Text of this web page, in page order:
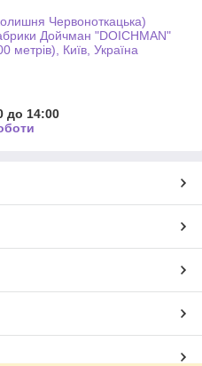
Червоноткацька)
Дойчман "DOICHMAN"
метрів), Київ, Україна
до 14:00